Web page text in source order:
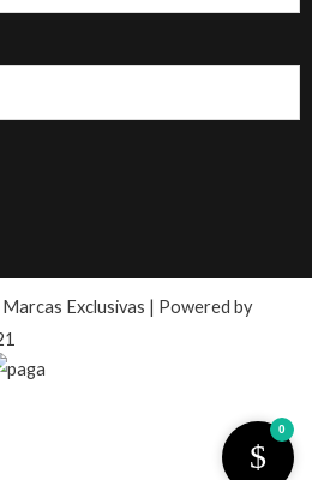
Marcas Exclusivas | Powered by
0